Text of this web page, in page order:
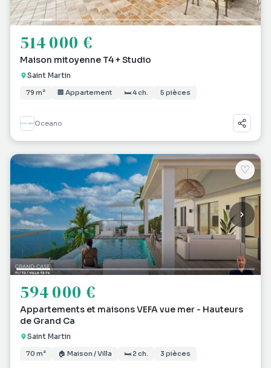
514 000 €
Maison mitoyenne T4 + Studio
Saint Martin
79 m² 🏢 Appartement 🛏 4 ch. 5 pièces
Oceano
♡
594 000 €
Appartements et maisons VEFA vue mer - Hauteurs
de Grand Ca
Saint Martin
70 m² 🏠 Maison / Villa 🛏 2 ch. 3 pièces